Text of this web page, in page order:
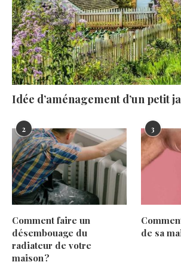
Idée d’aménagement d’un petit
2
Comment faire un
désembouage du
radiateur de votre
maison ?
3
de sa